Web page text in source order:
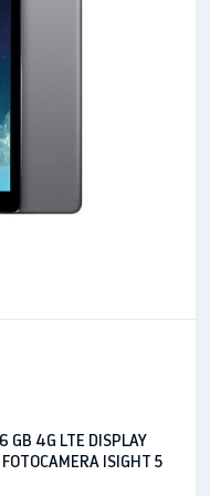
(30 fps)
video
GB 4G LTE DISPLAY
ISIGHT 5